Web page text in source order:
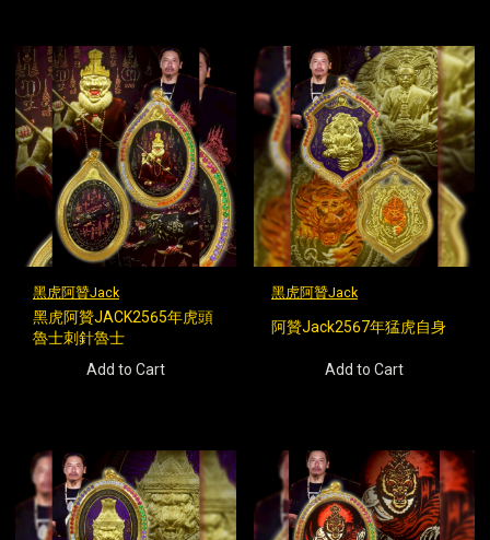
黑虎阿贊Jack
黑虎阿贊JACK2565年虎頭
魯士刺針魯士
Add to Cart
黑虎阿贊Jack
阿贊Jack2567年猛虎自身
Add to Cart